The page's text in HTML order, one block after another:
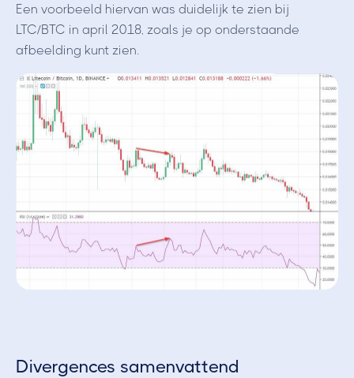
Een voorbeeld hiervan was duidelijk te zien bij
LTC/BTC in april 2018, zoals je op onderstaande
afbeelding kunt zien.
Divergences samenvattend